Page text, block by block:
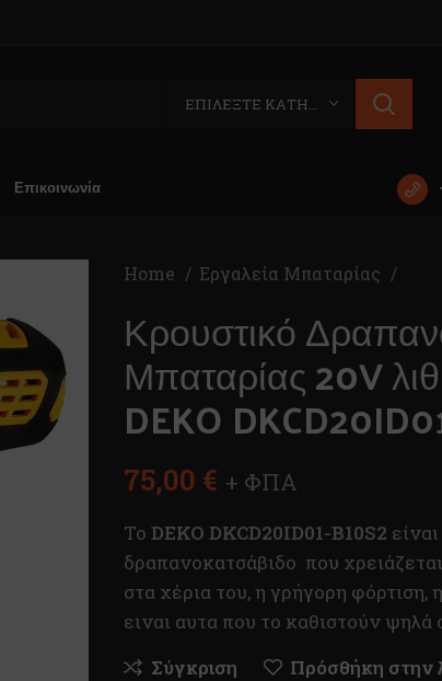
Επικοινωνία
Home Εργαλεία Μπαταρίας
Κρουστικό
Μπαταρίας 20V
DEKO
75,00 € + ΦΠΑ
To DEKO DKCD20ID01-B10S2
δραπανοκατσάβιδο που
στα χέρια του, η γρήγορη
ειναι αυτα που το καθιστούν ψηλά
Σύγκριση
Πρόσθήκη στην